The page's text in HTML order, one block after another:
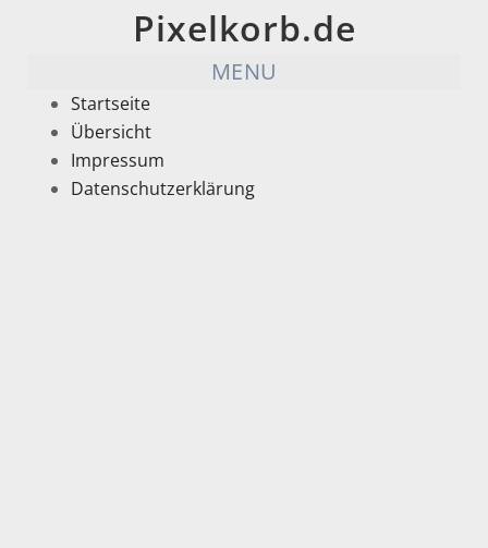
Pixelkorb.de
MENU
Startseite
Übersicht
Impressum
Datenschutzerklärung